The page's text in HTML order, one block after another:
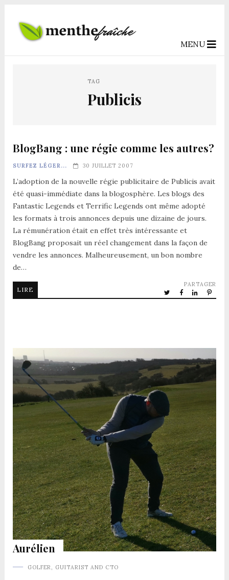
MENU
TAG
Publicis
BlogBang : une régie comme les autres?
SURFEZ LÉGER... 30 JUILLET 2007
L’adoption de la nouvelle régie publicitaire de Publicis avait
été quasi-immédiate dans la blogosphère. Les blogs des
Fantastic Legends et Terrific Legends ont même adopté
les formats à trois annonces depuis une dizaine de jours.
La rémunération était en effet très intéressante et
BlogBang proposait un réel changement dans la façon de
vendre les annonces. Malheureusement, un bon nombre
de…
LIRE
PARTAGER
Aurélien
GOLFER, GUITARIST AND CTO